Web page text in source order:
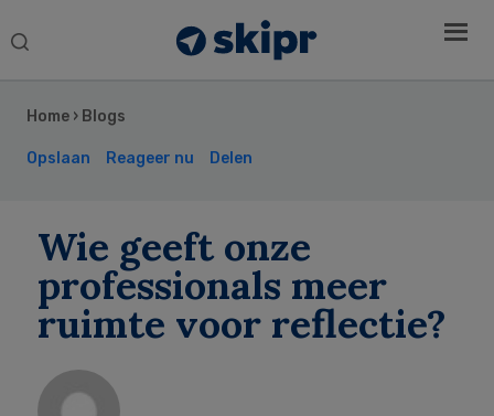
Search
Home › Blogs
Opslaan Reageer nu Delen
Wie geeft onze
professionals meer
ruimte voor reflectie?
Sidebar